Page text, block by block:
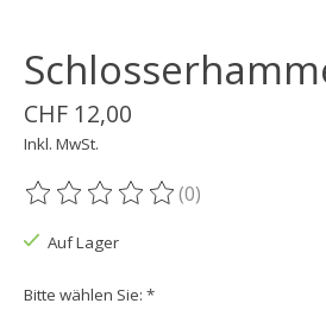
CHF 12,00
Inkl. MwSt.
Die Bewertung dieses Produkts ist
(0)
Auf Lager
Bitte wählen Sie: *